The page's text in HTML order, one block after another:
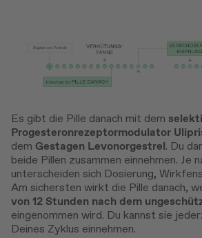
Es gibt die Pille danach mit dem
Progesteronrezeptormodulator
dem Gestagen Levonorgestrel. Du
beide Pillen zusammen einnehmen. Je
unterscheiden sich Dosierung,
Am sichersten wirkt die Pille danach,
von 12 Stunden nach dem
eingenommen wird. Du kannst sie
Deines Zyklus einnehmen.